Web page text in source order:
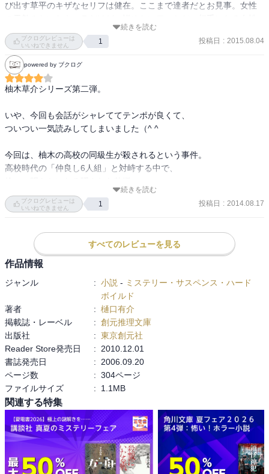
び出す草平のキザなセリフは健在。ここまで達者だとお見事。女性
がたくさん出てくるけど、２作目にしてすでに似通った傾向になり
がちかな。
前作もだけど、このシリーズ、青春モノのようなタイトルなのに、
主人公がヤサグレ中年男であるのが笑える。
続きを読む
ブクログレビューは
いいねできません
1 投稿日 : 2015.08.04
powered by ブクログ
柚木草介シリーズ第二弾。
いや、今回も会話がシャレててテンポが良くて、
ついつい一気読みしてしまいました（^ ^
今回は、柚木の高校の同級生が殺されるという事件。
高校時代の「仲良し6人組」と対峙する中で、
さらに柚木の過去の事件についても一部明らかになり、
納得できる部分も多い。
柚木の「惚れっぽさ」は健在。
前作ほどの「ピンチ」に陥るようなことはない。
「過去と向き合う」ことが多いせいか、
多分に柚木の内省的な記述が多く、そのためか
今回は「別居中の娘」が一番柚木を引っ張り回す。
「ハードボイルドを貫こうとする」柚木のキャラは、
無駄にロマンチストでヒロイックな性格といい、
公開と反省ばかりで改心しない生活態度といい、
世の男性諸氏には共感できる点も多いのでは。
もちろん、柚木ほどもてやしませんがね（^ ^;
続きを読む
ブクログレビューは
いいねできません
1 投稿日 : 2014.08.17
すべてのレビューを見る
作品情報
ジャンル : 小説 - ミステリー・サスペンス・ハード
ボイルド
著者
: 樋口有介
掲載誌・レーベル
: 創元推理文庫
出版社
: 東京創元社
Reader Store発売日
:
2010.12.01
書誌発売日
:
2006.09.20
ページ数
: 304ページ
ファイルサイズ
: 1.1MB
関連する特集